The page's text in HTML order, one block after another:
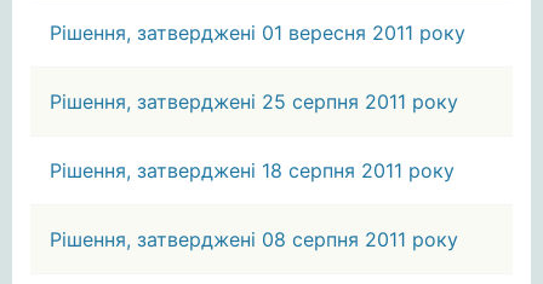
Рішення, затверджені 01 вересня 2011 року
Рішення, затверджені 25 серпня 2011 року
Рішення, затверджені 18 серпня 2011 року
Рішення, затверджені 08 серпня 2011 року